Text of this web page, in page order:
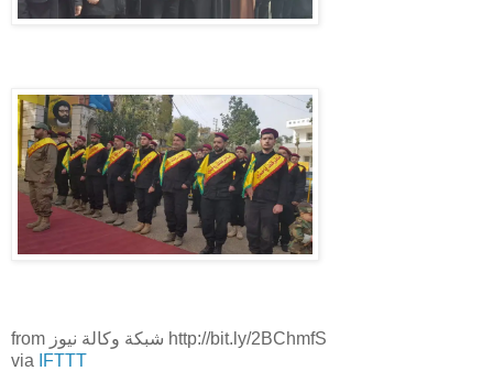
from شبكة وكالة نيوز http://bit.ly/2BChmfS
via
IFTTT